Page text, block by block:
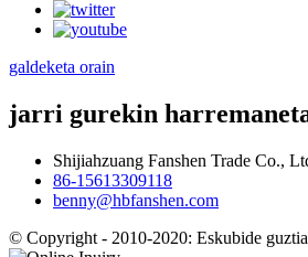
galdeketa orain
jarri gurekin
Shijiahzuang Fanshen Trade Co.,
86-15613309118
benny@hbfanshen.com
© Copyright - 2010-2020: Eskubide